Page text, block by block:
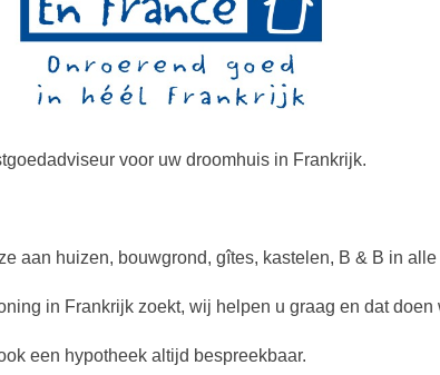
voor uw droomhuis in Frankrijk.
aan huizen, bouwgrond, gîtes, kastelen, B & B in
in Frankrijk zoekt, wij helpen u graag en dat doen
een hypotheek altijd bespreekbaar.